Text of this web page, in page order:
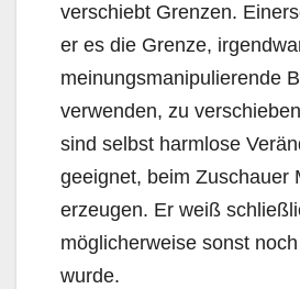
verschiebt Grenzen.
er es die Grenze,
meinungsmanipulierende
verwenden, zu
sind selbst harmlose
geeignet, beim Zuschauer
erzeugen. Er weiß
möglicherweise sonst
wurde.